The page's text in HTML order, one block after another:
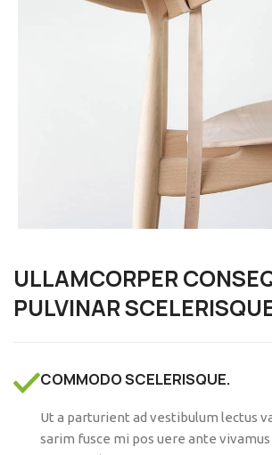
ULLAMCORPER
PULVINAR
COMMODO SCELERISQUE.
Ut a parturient ad vestibulum lectus
sarim fusce mi pos uere ante